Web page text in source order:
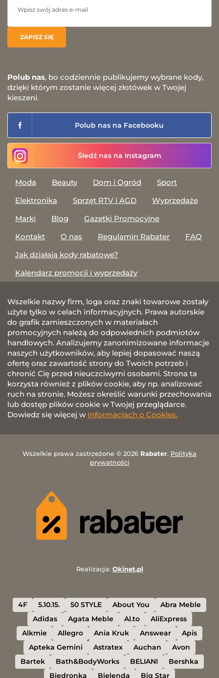
Polub nas, bo codziennie publikujemy wybrane kody,
dzięki którym zostanie więcej złotówek w Twojej
kieszeni.
Polub nas na Facebooku
Śledź nas na Instagram
Moda Beauty Dom i Ogród
Sport
Elektronika
Sprzęt RTV i AGD
Wyprzedaże
Marki
Blog
Gazetki Promocyjne
Kontakt
O nas Regulamin Rabater
FAQ
Jak działają kody rabatowe?
Kalendarz promocji i wyprzedaży
Wszelkie nazwy firm, loga oraz znaki towarowe zostały
użyte tylko w celach informacyjnych. Prawa autorskie
do grafik zamieszczonych w materiałach
promocyjnych należą do odpowiednich podmiotów
handlowych. Analizujemy zanonimizowane informacje
naszych użytkowników, aby lepiej dopasować naszą
ofertę oraz zawartość strony do Twoich potrzeb i
chronić Cię przed nieuczciwymi osobami. Strona ta
korzysta również z plików cookie, aby np. analizować
ruch na stronie. Możesz określić warunki przechowania
lub dostęp plików cookie w Twojej przeglądarce.
Dowiedz się więcej w Informacjach o Cookies.
Wszelkie prawa zastrzeżone © 2026 Rabater. Polityka
prywatności
Realizacja: Okinet.pl
4F 5.10.15. 50 STYLE About You
Abra Meble
Adidas
Agata Meble Al.to
AliExpress
Alkmie
Allegro Ania Kruk Answear
Apis
Apteka Gemini
Astratex Auchan
Avon
Bartek
Bath&BodyWorks BELIANI
Bershka
Biedronka
Bielenda Big Star